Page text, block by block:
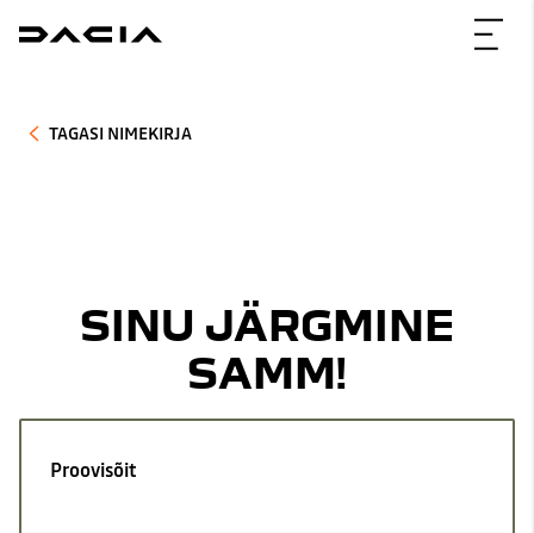
TAGASI NIMEKIRJA
SINU JÄRGMINE
SAMM!
Proovisõit